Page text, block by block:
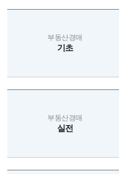
부동산경매
기초
부동산경매
실전